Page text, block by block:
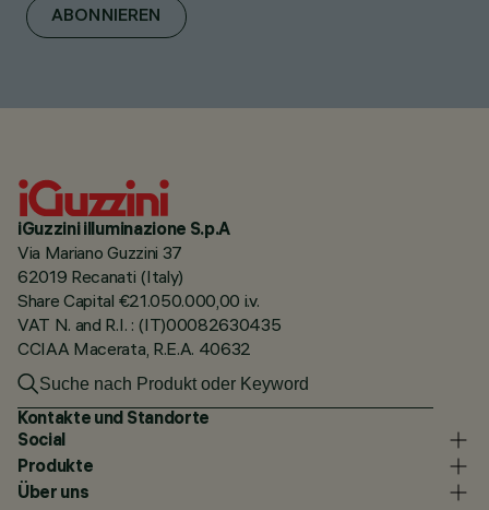
ABONNIEREN
iGuzzini illuminazione S.p.A
Via Mariano Guzzini 37
62019 Recanati (Italy)
Share Capital €21.050.000,00 i.v.
VAT N. and R.I. : (IT)00082630435
CCIAA Macerata, R.E.A. 40632
Kontakte und Standorte
Social
Produkte
Über uns